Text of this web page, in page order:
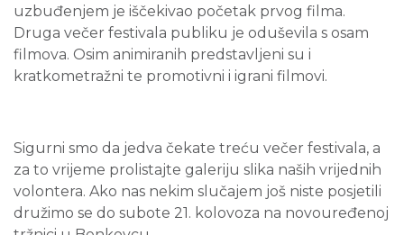
uzbuđenjem je iščekivao početak prvog filma.
Druga večer festivala publiku je oduševila s osam
filmova. Osim animiranih predstavljeni su i
kratkometražni te promotivni i igrani filmovi.
Sigurni smo da jedva čekate treću večer festivala, a
za to vrijeme prolistajte galeriju slika naših vrijednih
volontera. Ako nas nekim slučajem još niste posjetili
družimo se do subote 21. kolovoza na novouređenoj